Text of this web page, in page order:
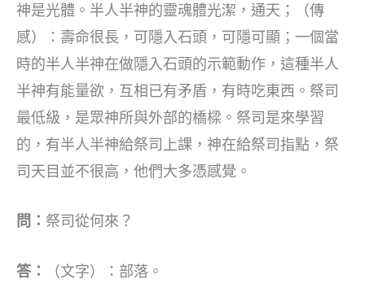
神是光體。半人半神的靈魂體光潔，通天；（傳
感）：壽命很長，可隱入石頭，可隱可顯；一個當
時的半人半神在做隱入石頭的示範動作，這種半人
半神有能量欲，互相已有矛盾，有時吃東西。祭司
最低級，是眾神所與外部的橋樑。祭司是來學習
的，有半人半神給祭司上課，神在給祭司指點，祭
司天目並不很高，他們大多憑感覺。
問： 祭司從何來？
答： （文字）：部落。